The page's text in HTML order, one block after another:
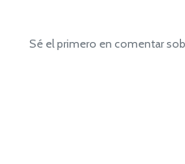
Sé el primero en comentar